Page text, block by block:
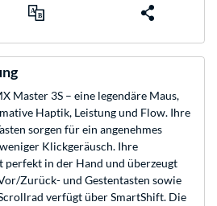
Master 3S – eine legendäre Maus,
Haptik, Leistung und Flow. Ihre
sorgen für ein angenehmes
Klickgeräusch. Ihre
perfekt in der Hand und überzeugt
Zurück- und Gestentasten sowie
verfügt über SmartShift. Die